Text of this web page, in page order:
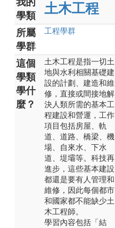
學類
土木工程
所屬
學群
工程學群
這個
學類
學什
麼？
土木工程是指一切土
地與水利相關基礎建
設的計劃、建造和維
修，直接或間接地解
決人類所需的基本工
程建設和營運，工作
項目包括房屋、軌
道、道路、橋梁、機
場、自來水、下水
道、堤壩等。科技再
進步，這些基本建設
都還是要有人管理和
維修，因此每個都市
和國家都不能缺少土
木工程師。
學習內容包括「結